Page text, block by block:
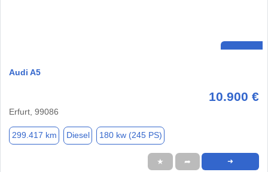
Audi A5
10.900 €
Erfurt, 99086
299.417 km Diesel 180 kw (245 PS)
★ ➦ ➜